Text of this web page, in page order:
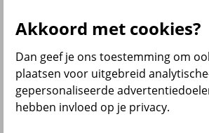
Akkoord met cookies?
Dan geef je ons toestemming om
plaatsen voor uitgebreid
gepersonaliseerde
hebben invloed op je privacy.